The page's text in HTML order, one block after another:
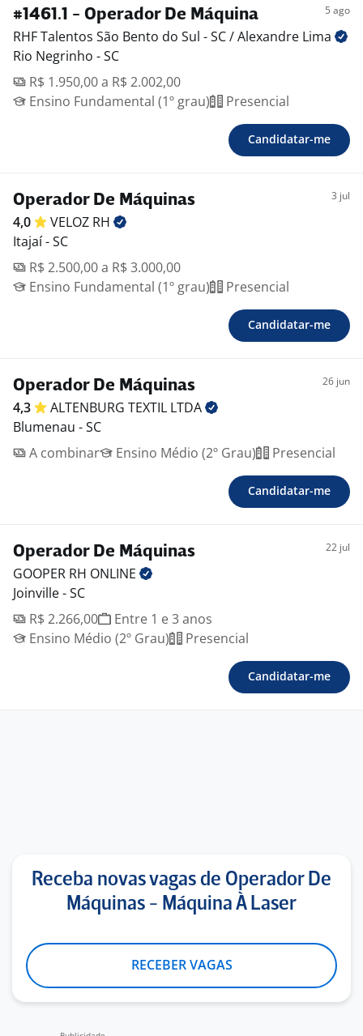
#1461.1 - Operador De Máquina 5 ago
RHF Talentos São Bento do Sul - SC / Alexandre Lima
Rio Negrinho - SC
R$ 1.950,00 a R$ 2.002,00
Ensino Fundamental (1º grau)
Presencial
Candidatar-me
Operador De Máquinas 3 jul
4,0 VELOZ RH
Itajaí - SC
R$ 2.500,00 a R$ 3.000,00
Ensino Fundamental (1º grau)
Presencial
Candidatar-me
Operador De Máquinas 26 jun
4,3 ALTENBURG TEXTIL LTDA
Blumenau - SC
A combinar
Ensino Médio (2º Grau) Presencial
Candidatar-me
Operador De Máquinas 22 jul
GOOPER RH ONLINE
Joinville - SC
R$ 2.266,00
Entre 1 e 3 anos
Ensino Médio (2º Grau)
Presencial
Candidatar-me
Receba novas vagas de Operador De
Máquinas - Máquina À Laser
RECEBER VAGAS